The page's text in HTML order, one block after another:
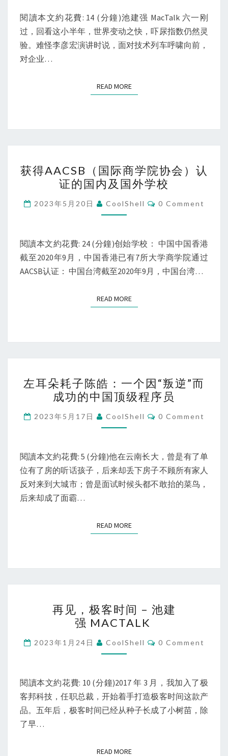
本
好
书
閱讀本文約花費: 14 (分鐘)池建强 MacTalk 六一刚
过，回看这小半年，世界变动之快，吓尿指数仍然灵
验。难怪李彦宏演讲时说，面对技术列车呼啸向前，
对企业…
READ MOREREAD MORE
得
AACSB（国
际
商
院
协
会）
证
外
学
获得AACSB（国际商学院协会）认
证的国内及国外学校
2023年5月20日 CoolShell Comments
0 Comment
閱讀本文約花費: 24 (分鐘)创始学校： 中国中国香港
截至2020年9月，中国香港已有7所大学商学院通过
AACSB认证： 中国台湾截至2020年9月，中国台湾…
READ MOREREAD MORE
耳
朵
耗
子
皓：
一
个
逆”
国
顶
程
左耳朵耗子陈皓：一个因“叛逆”而
成功的中国顶级程序员
2023年5月17日 CoolShell Comments
0 Comment
閱讀本文約花費: 5 (分鐘)他在云南长大，曾是有了单
位有了房的听话孩子，后来却丢下房子不顾所有家人
反对来到大城市；曾是面试时候头都不敢抬的菜鸟，
后来却成了面霸…
READ MOREREAD MORE
见，
极
客
时
–
池
建
再见，极客时间 – 池建
强 MACTALK
2023年1月24日 CoolShell Comments
0 Comment
閱讀本文約花費: 10 (分鐘)2017 年 3 月，我加入了极
客邦科技，任职总裁，开始着手打造极客时间这款产
品。五年后，极客时间已经从种子长成了小树苗，除
了早…
READ MOREREAD MORE